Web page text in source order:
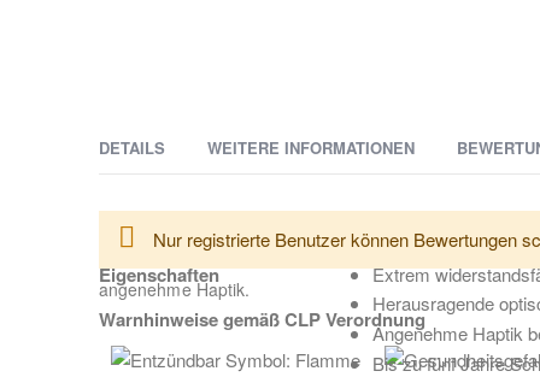
DETAILS
SONAX PROFILINE CeramicCoating CC Evo ist ein
in der neuesten Rezepturgeneration sowie vier
angenehme Haptik.
Warnhinweise gemäß CLP Verordnung
WEITERE INFORMATIONEN
Weitere
Informationen
Lieferzeit 2-3 Tage
Eigenschaften
Extrem
Herausragende
Angenehme Haptik
Bis zu fünf Jahre
Nur registrierte Benutzer können Bewertungen